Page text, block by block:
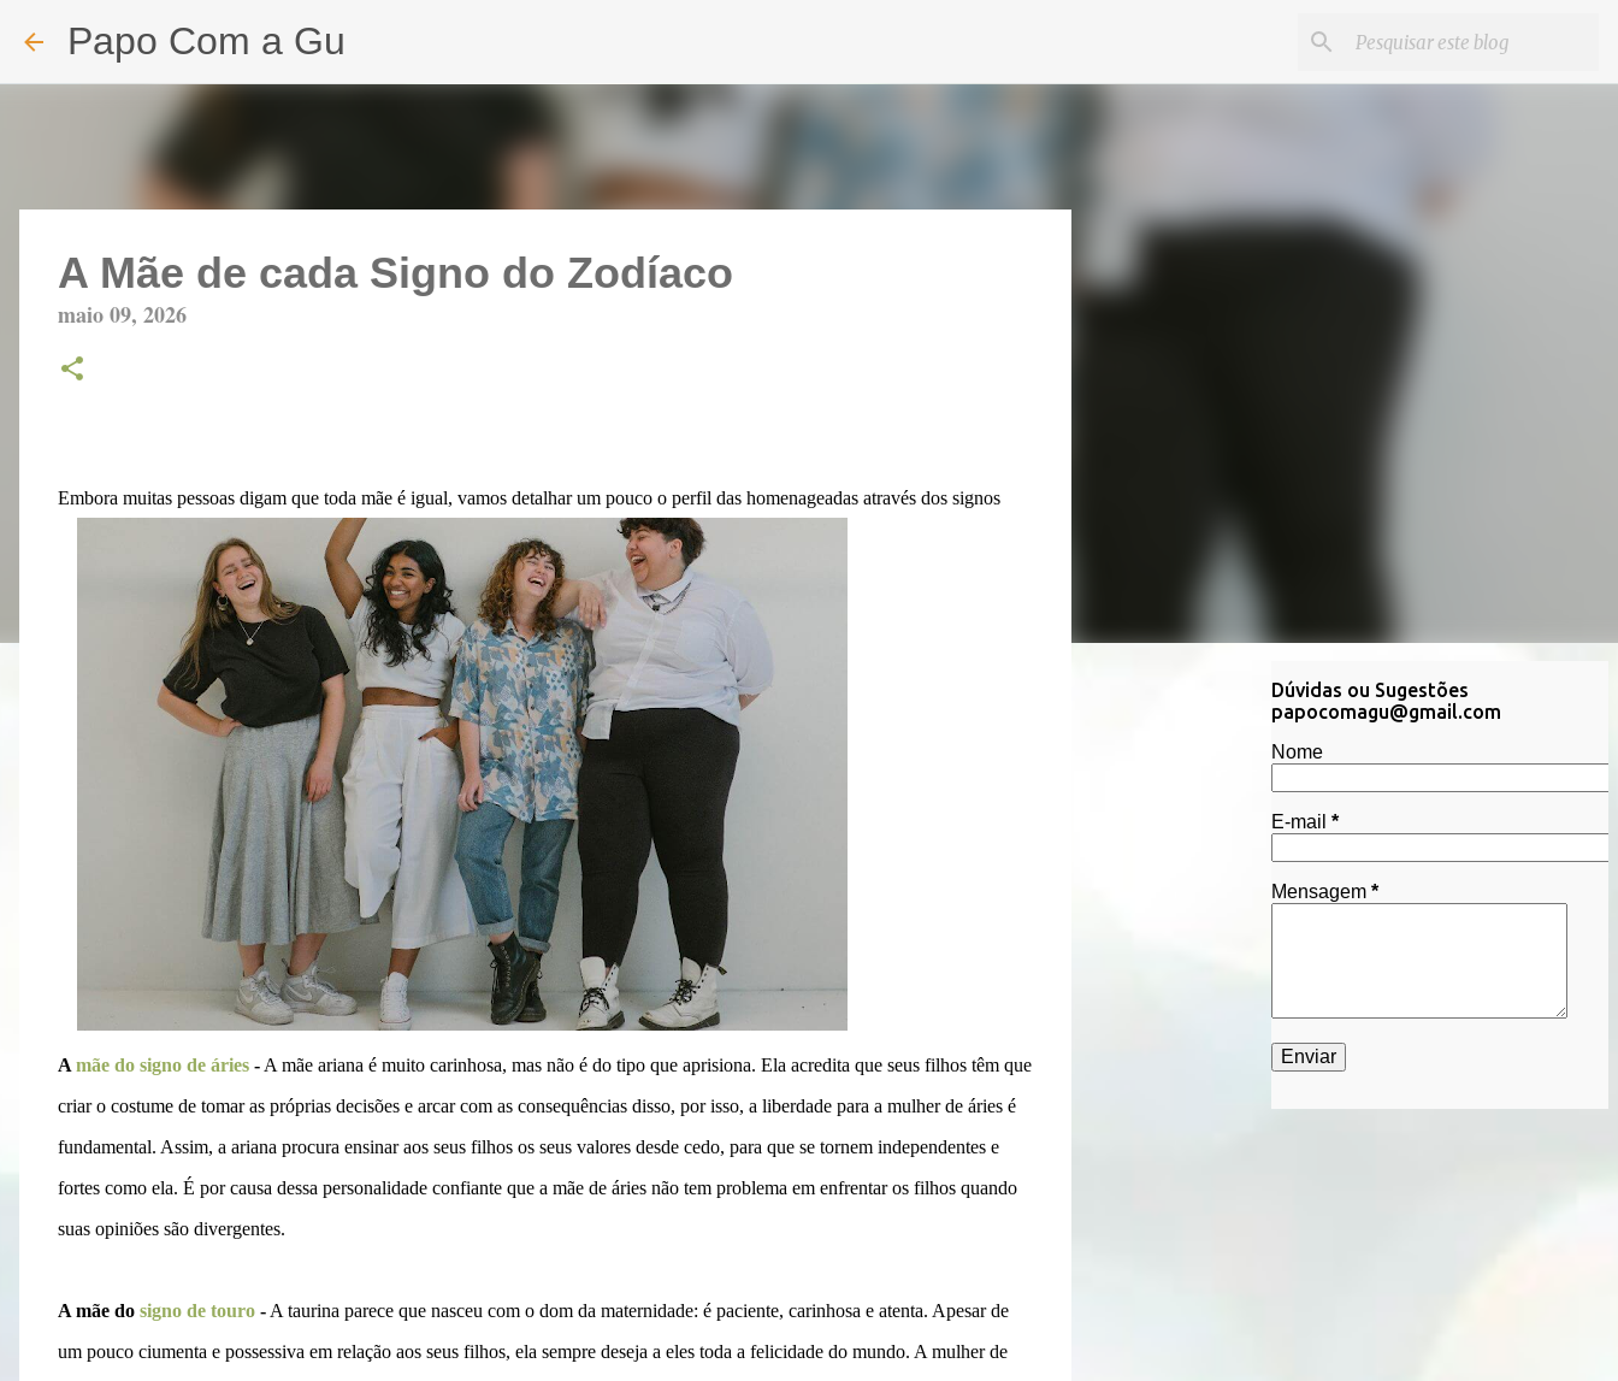
Papo Com a Gu
A Mãe de cada Signo do Zodíaco
maio 09, 2026
Embora muitas pessoas digam que toda mãe é igual, vamos detalhar um pouco o perfil das homenageadas através dos signos
A mãe do signo de áries - A mãe ariana é muito carinhosa, mas não é do tipo que aprisiona. Ela acredita que seus filhos têm que
criar o costume de tomar as próprias decisões e arcar com as consequências disso, por isso, a liberdade para a mulher de áries é
fundamental. Assim, a ariana procura ensinar aos seus filhos os seus valores desde cedo, para que se tornem independentes e
fortes como ela. É por causa dessa personalidade confiante que a mãe de áries não tem problema em enfrentar os filhos quando
suas opiniões são divergentes.
A mãe do signo de touro - A taurina parece que nasceu com o dom da maternidade: é paciente, carinhosa e atenta. Apesar de
um pouco ciumenta e possessiva em relação aos seus filhos, ela sempre deseja a eles toda a felicidade do mundo. A mulher de
Dúvidas ou Sugestões
papocomagu@gmail.com
Nome
E-mail *
Mensagem *